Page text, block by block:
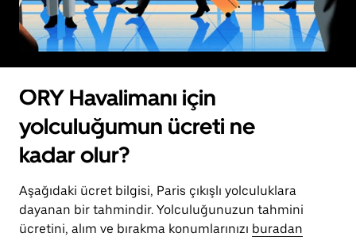
ORY Havalimanı için
yolculuğumun ücreti ne
kadar olur?
Aşağıdaki ücret bilgisi, Paris çıkışlı yolculuklara
dayanan bir tahmindir. Yolculuğunuzun tahmini
ücretini, alım ve bırakma konumlarınızı buradan